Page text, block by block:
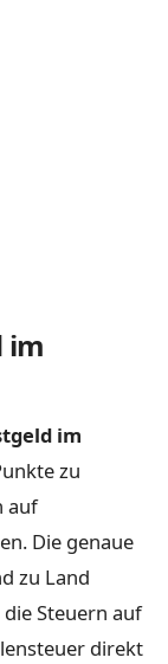
im
im
zu
auf
Die genaue
zu Land
Steuern auf
direkt